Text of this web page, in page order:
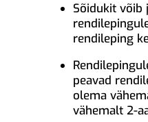
Sõidukit võib
rendileping
peavad
olema
vähemalt 2-